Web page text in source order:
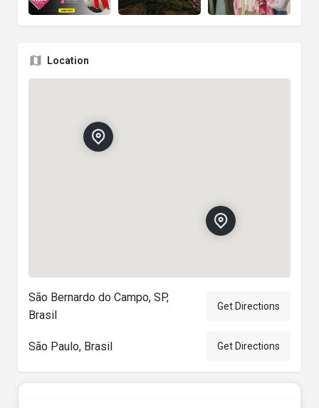
Location
São Bernardo do Campo, SP,
Brasil
Get Directions
São Paulo, Brasil Get Directions